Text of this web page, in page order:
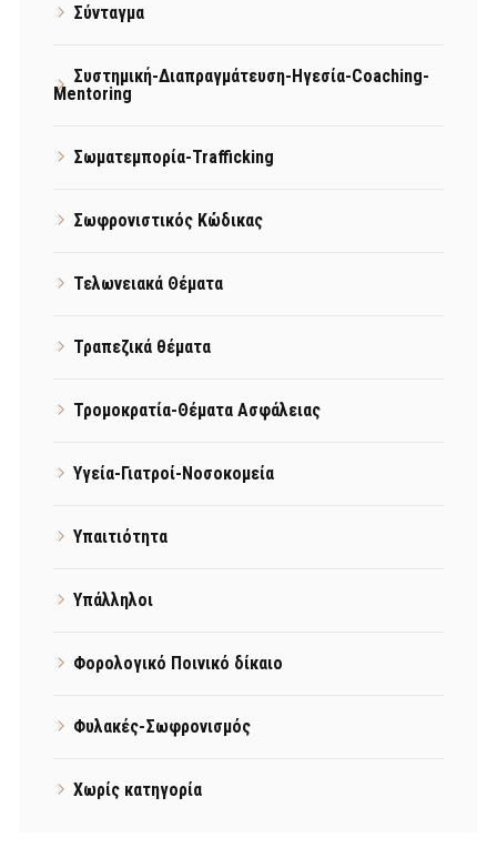
Σύνταγμα
Συστημική-Διαπραγμάτευση-Ηγεσία-Coaching-
Mentoring
Σωματεμπορία-Trafficking
Σωφρονιστικός Κώδικας
Τελωνειακά Θέματα
Τραπεζικά θέματα
Τρομοκρατία-Θέματα Ασφάλειας
Υγεία-Γιατροί-Νοσοκομεία
Υπαιτιότητα
Υπάλληλοι
Φορολογικό Ποινικό δίκαιο
Φυλακές-Σωφρονισμός
Χωρίς κατηγορία